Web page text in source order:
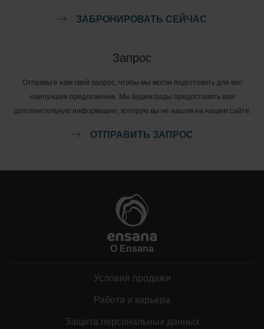
ЗАБРОНИРОВАТЬ СЕЙЧАС
Запрос
Отправьте нам свой запрос, чтобы мы могли подготовить для вас
наилучшее предложение. Мы будем рады предоставить вам
дополнительную информацию, которую вы не нашли на нашем сайте.
ОТПРАВИТЬ ЗАПРОС
О Ensana
Условия продажи
Работа и карьера
Защита персональных данных